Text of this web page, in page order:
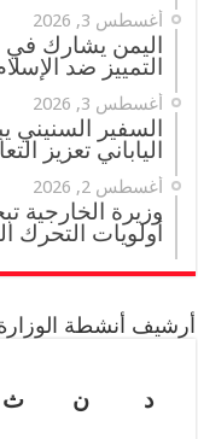
أغسطس 3, 2026
اليمن يشارك في
التمييز ضد
أغسطس 3, 2026
السفير
الياباني تعزيز
أغسطس 2, 2026
وزيرة الخارجية
أولويات التحرك
أرشيف أنشطة
د
ن ث